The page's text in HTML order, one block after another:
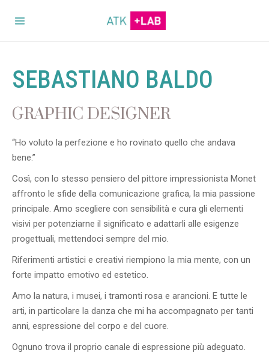
SEBASTIANO BALDO
GRAPHIC DESIGNER
“Ho voluto la perfezione e ho rovinato quello che andava
bene.”
Così, con lo stesso pensiero del pittore impressionista Monet
affronto le sfide della comunicazione grafica, la mia passione
principale. Amo scegliere con sensibilità e cura gli elementi
visivi per potenziarne il significato e adattarli alle esigenze
progettuali, mettendoci sempre del mio.
Riferimenti artistici e creativi riempiono la mia mente, con un
forte impatto emotivo ed estetico.
Amo la natura, i musei, i tramonti rosa e arancioni. E tutte le
arti, in particolare la danza che mi ha accompagnato per tanti
anni, espressione del corpo e del cuore.
Ognuno trova il proprio canale di espressione più adeguato.